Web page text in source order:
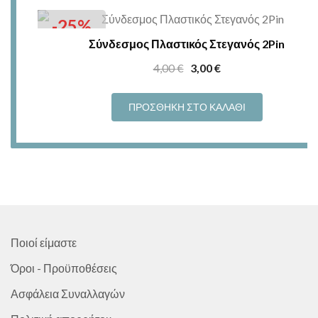
-25%
Σύνδεσμος Πλαστικός Στεγανός 2Pin
4,00€ Original
was:
4,00 €.
3,00€Η
τιμή
είναι:
3,00 €.
ΠΡΟΣΘΉΚΗ ΣΤΟ ΚΑΛΆΘΙ
Ποιοί είμαστε
Όροι - Προϋποθέσεις
Ασφάλεια Συναλλαγών